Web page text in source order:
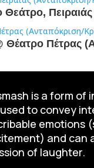
Πειραιάς
Πέτρας
is a form of
to convey
emotions
and can
of laughter.